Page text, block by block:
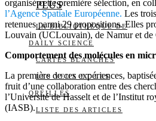
PLUS
LA BIBLIOTHÈQUE DE
DAILY SCIENCE
CARTES BLANCHES
LES YEUX ET LES
OREILLES
LISTE DES ARTICLES
organisé cette première sélection, en
l’Agence Spatiale Européenne. Les
retenues parmi 29 propositions. Elles
Louvain (UCLouvain), de Namur et de
Comportement des molécules en
La première de ces expériences,
fruit d’une collaboration entre des
l’Université de Hasselt et de l’Institut
(IASB).